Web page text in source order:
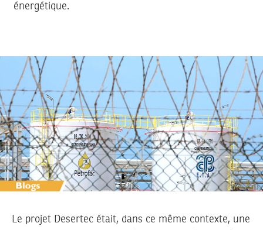
énergétique.
Le projet Desertec était, dans ce même contexte, une